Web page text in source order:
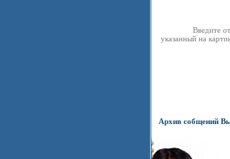
Введите
указанный на
Архив собщений